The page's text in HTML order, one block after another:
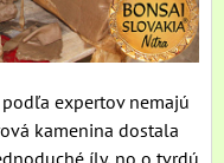
expertov nemajú
kamenina dostala